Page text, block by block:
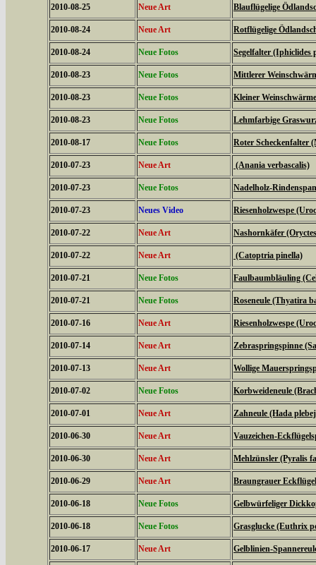
2010-08-25 Neue Art Blauflügelige
2010-08-24 Neue Art Rotflügelige
2010-08-24 Neue Fotos Segelfalter (Iphiclides
2010-08-23 Neue Fotos Mittlerer
2010-08-23 Neue Fotos Kleiner
2010-08-23 Neue Fotos Lehmfarbige
2010-08-17 Neue Fotos Roter Scheckenfalter
2010-07-23 Neue Art (Anania verbascalis)
2010-07-23 Neue Fotos Nadelholz-
2010-07-23 Neues Video Riesenholzwespe
2010-07-22 Neue Art Nashornkäfer
2010-07-22 Neue Art (Catoptria pinella)
2010-07-21 Neue Fotos Faulbaumbläuling
2010-07-21 Neue Fotos Roseneule (Thyatira
2010-07-16 Neue Art Riesenholzwespe
2010-07-14 Neue Art Zebraspringspinne
2010-07-13 Neue Art Wollige
2010-07-02 Neue Fotos Korbweideneule
2010-07-01 Neue Art Zahneule (Hada
2010-06-30 Neue Art Vauzeichen-
2010-06-30 Neue Art Mehlzünsler (Pyralis
2010-06-29 Neue Art Braungrauer
2010-06-18 Neue Fotos Gelbwürfeliger
2010-06-18 Neue Fotos Grasglucke (Euthrix
2010-06-17 Neue Art Gelblinien-